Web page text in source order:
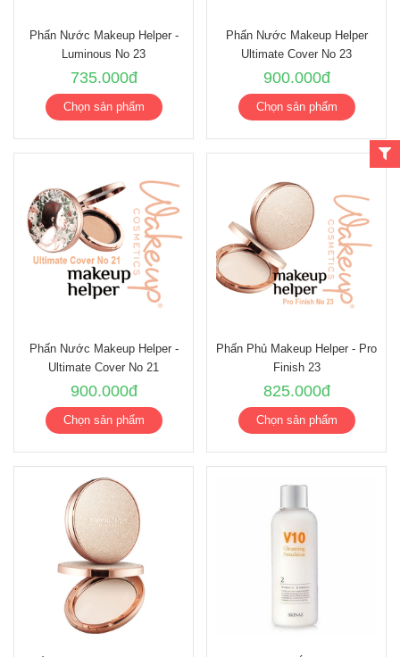
Phấn Nước Makeup Helper -
Luminous No 23
735.000đ
Chọn sản phẩm
Phấn Nước Makeup Helper
Ultimate Cover No 23
900.000đ
Chọn sản phẩm
Phấn Nước Makeup Helper -
Ultimate Cover No 21
900.000đ
Chọn sản phẩm
Phấn Phủ Makeup Helper - Pro
Finish 23
825.000đ
Chọn sản phẩm